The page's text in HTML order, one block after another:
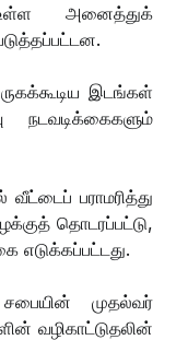
உள்ள அனைத்துக்
இடங்கள்
நடவடிக்கைகளும்
வீட்டைப் பராமரித்து
தொடரப்பட்டு,
எடுக்கப்பட்டது.
சபையின் முதல்வர்
வழிகாட்டுதலின்